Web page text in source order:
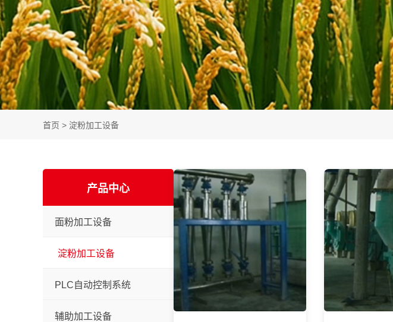
首页 > 淀粉加工设备
产品中心
面粉加工设备
淀粉加工设备
PLC自动控制系统
辅助加工设备